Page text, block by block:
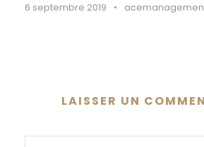
6 septembre 2019 •
LAISSER UN